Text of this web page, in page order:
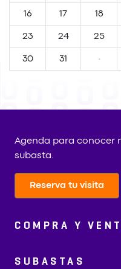
16 17 18
23 24 25
30 31 ·
Agenda para conocer
subasta.
Reserva tu visita
COMPRA Y
SUBASTAS